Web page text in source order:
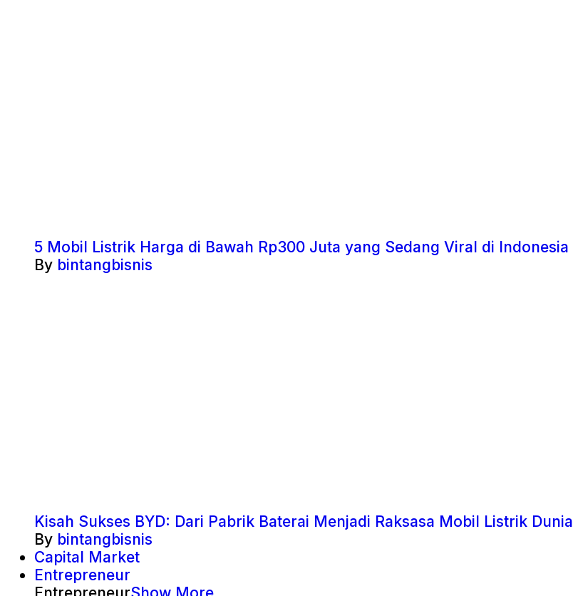
5 Mobil Listrik Harga di Bawah Rp300 Juta yang Sedang Viral di Indonesia
By bintangbisnis
Kisah Sukses BYD: Dari Pabrik Baterai Menjadi Raksasa Mobil Listrik Dunia
By bintangbisnis
Capital Market
Entrepreneur